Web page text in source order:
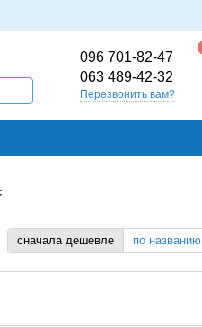
096 701-82-47
063 489-42-32
Перезвонить вам?
сначала дешевле по названию